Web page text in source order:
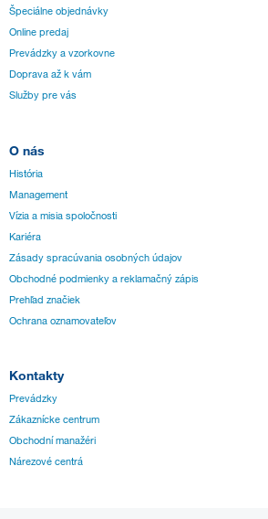
Špeciálne objednávky
Online predaj
Prevádzky a vzorkovne
Doprava až k vám
Služby pre vás
O nás
História
Management
Vízia a misia spoločnosti
Kariéra
Zásady spracúvania osobných údajov
Obchodné podmienky a reklamačný zápis
Prehľad značiek
Ochrana oznamovateľov
Kontakty
Prevádzky
Zákaznícke centrum
Obchodní manažéri
Nárezové centrá